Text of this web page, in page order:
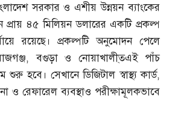
সরকার ও এশীয় উন্নয়ন ব্যাংকের
প্রায় ৪৫ মিলিয়ন ডলারের একটি প্রকল্প
রয়েছে। প্রকল্পটি অনুমোদন পেলে
,বগুড়া ও নোয়াখালী্তএই পাঁচ
হবে। সেখানে ডিজিটাল স্বাস্থ্য কার্ড,
ও রেফারেল ব্যবস্থাও পরীক্ষামূলকভাবে